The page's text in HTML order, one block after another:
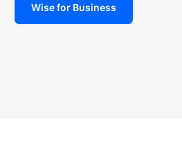
Wise for Business